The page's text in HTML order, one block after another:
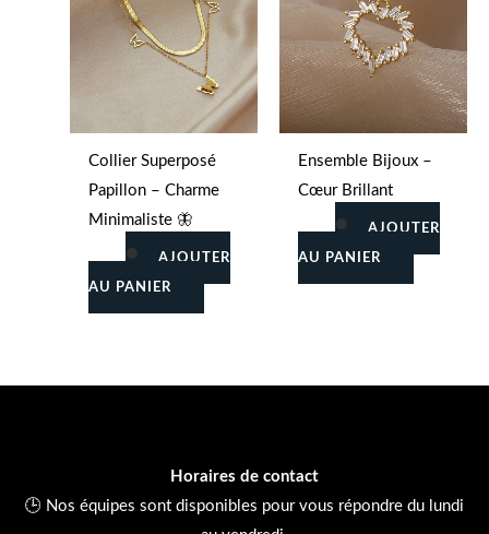
Collier Superposé
Papillon – Charme
Minimaliste 🦋
AJOUTER
AU PANIER
Ensemble Bijoux –
Cœur Brillant
AJOUTER
AU PANIER
Horaires de contact
🕒 Nos équipes sont disponibles pour vous répondre du lundi